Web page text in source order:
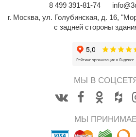
8 499 391-81-74
г. Москва, ул. Голубинская, д. 16,
с задней стороны
МЫ В
МЫ